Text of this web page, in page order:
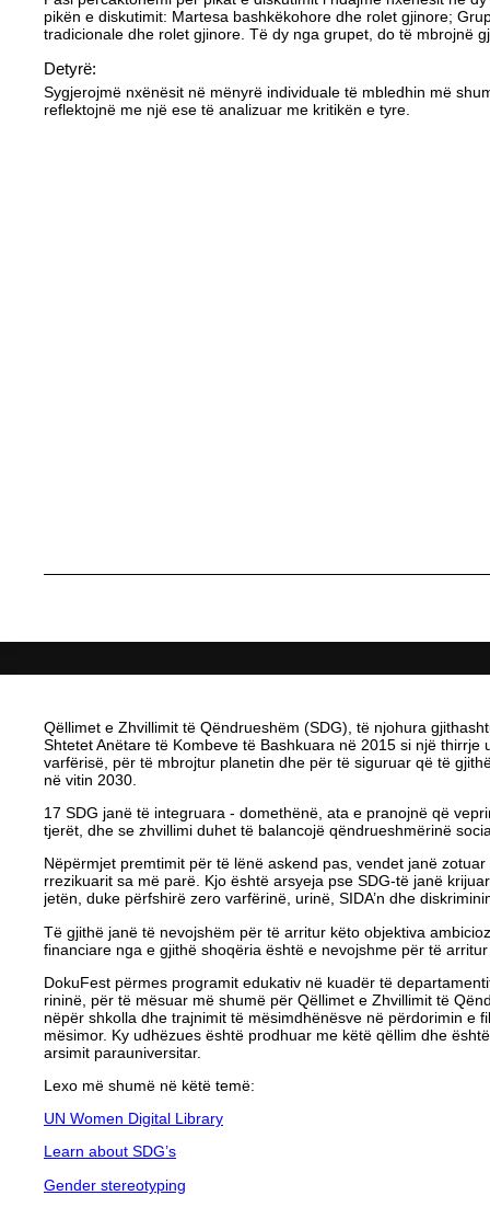
pikën e diskutimit: Martesa bashkëkohore dhe rolet gjinore;
tradicionale dhe rolet gjinore. Të dy nga grupet, do të mbrojnë
Detyrë:
Sygjerojmë nxënësit në mënyrë individuale të mbledhin më
reflektojnë me një ese të analizuar me kritikën e tyre.
Qëllimet e Zhvillimit të Qëndrueshëm (SDG), të njohura
Shtetet Anëtare të Kombeve të Bashkuara në 2015 si një thirrje
varfërisë, për të mbrojtur planetin dhe për të siguruar që të
në vitin 2030.
17 SDG janë të integruara - domethënë, ata e pranojnë që
tjerët, dhe se zhvillimi duhet të balancojë qëndrueshmërinë
Nëpërmjet premtimit për të lënë askend pas, vendet janë
rrezikuarit sa më parë. Kjo është arsyeja pse SDG-të janë
jetën, duke përfshirë zero varfërinë, urinë, SIDA’n dhe
Të gjithë janë të nevojshëm për të arritur këto objektiva
financiare nga e gjithë shoqëria është e nevojshme për të
DokuFest përmes programit edukativ në kuadër të
rininë, për të mësuar më shumë për Qëllimet e Zhvillimit të
nëpër shkolla dhe trajnimit të mësimdhënësve në përdorimin e
mësimor. Ky udhëzues është prodhuar me këtë qëllim dhe
arsimit parauniversitar.
Lexo më shumë në këtë temë:
UN Women Digital Library
Learn about SDG’s
Gender stereotyping